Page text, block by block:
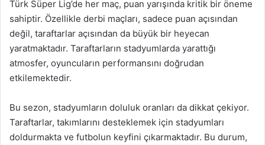
Türk Süper Lig’de her maç, puan yarışında kritik bir öneme
sahiptir. Özellikle derbi maçları, sadece puan açısından
değil, taraftarlar açısından da büyük bir heyecan
yaratmaktadır. Taraftarların stadyumlarda yarattığı
atmosfer, oyuncuların performansını doğrudan
etkilemektedir.
Bu sezon, stadyumların doluluk oranları da dikkat çekiyor.
Taraftarlar, takımlarını desteklemek için stadyumları
doldurmakta ve futbolun keyfini çıkarmaktadır. Bu durum,